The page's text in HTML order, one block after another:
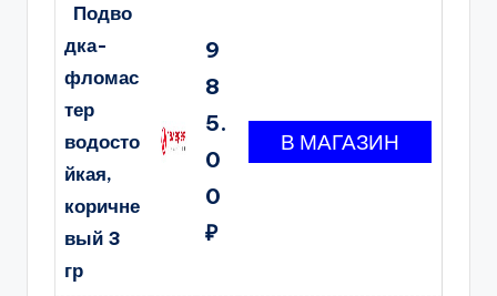
Подво
дка-
фломас
тер
водосто
йкая,
коричне
вый 3
гр
9
8
5.
0
0
₽